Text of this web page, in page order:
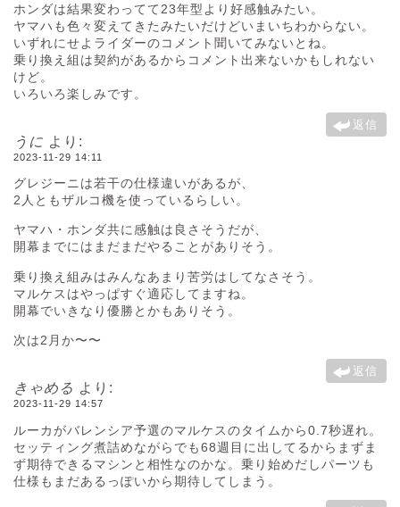
ホンダは結果変わってて23年型より好感触みたい。
ヤマハも色々変えてきたみたいだけどいまいちわからない。
いずれにせよライダーのコメント聞いてみないとね。
乗り換え組は契約があるからコメント出来ないかもしれない
けど。
いろいろ楽しみです。
返信
うに より:
2023-11-29 14:11
グレジーニは若干の仕様違いがあるが、
2人ともザルコ機を使っているらしい。
ヤマハ・ホンダ共に感触は良さそうだが、
開幕までにはまだまだやることがありそう。
乗り換え組みはみんなあまり苦労はしてなさそう。
マルケスはやっぱすぐ適応してますね。
開幕でいきなり優勝とかもありそう。
次は2月か〜〜
返信
きゃめる より:
2023-11-29 14:57
ルーカがバレンシア予選のマルケスのタイムから0.7秒遅れ。
セッティング煮詰めながらでも68週目に出してるからまずま
ず期待できるマシンと相性なのかな。乗り始めだしパーツも
仕様もまだあるっぽいから期待してしまう。